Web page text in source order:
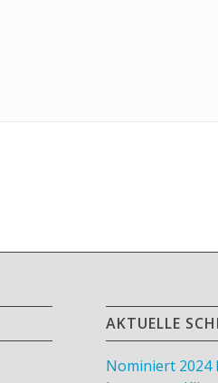
AKTUELLE
Nominiert 2024